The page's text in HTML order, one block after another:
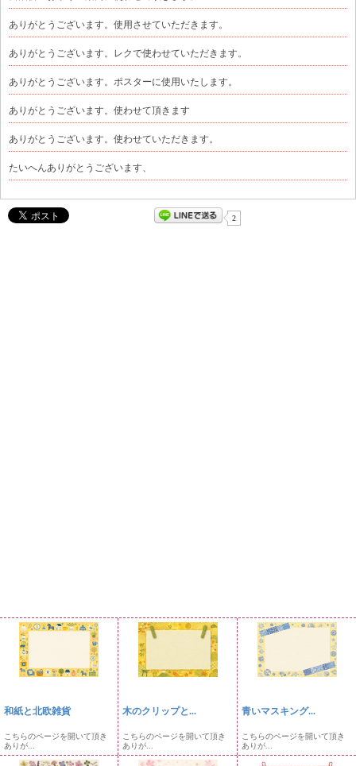
ありがとうございます。使用させていただきます。
ありがとうございます。レクで使わせていただきます。
ありがとうございます。ポスターに使用いたします。
ありがとうございます。使わせて頂きます
ありがとうございます。使わせていただきます。
たいへんありがとうございます、
2
和紙と北欧雑貨
こちらのページを開いて頂き
ありが...
木のクリップと...
こちらのページを開いて頂き
ありが...
青いマスキング...
こちらのページを開いて頂き
ありが...